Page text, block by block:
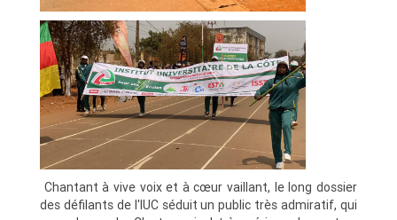
Chantant à vive voix et à cœur vaillant, le long dossier
des défilants de l'IUC séduit un public très admiratif, qui